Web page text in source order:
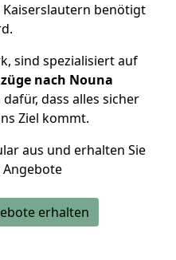
benötigt
sind spezialisiert auf
nach Nouna
dass alles sicher
Ziel kommt.
aus und erhalten Sie
erhalten